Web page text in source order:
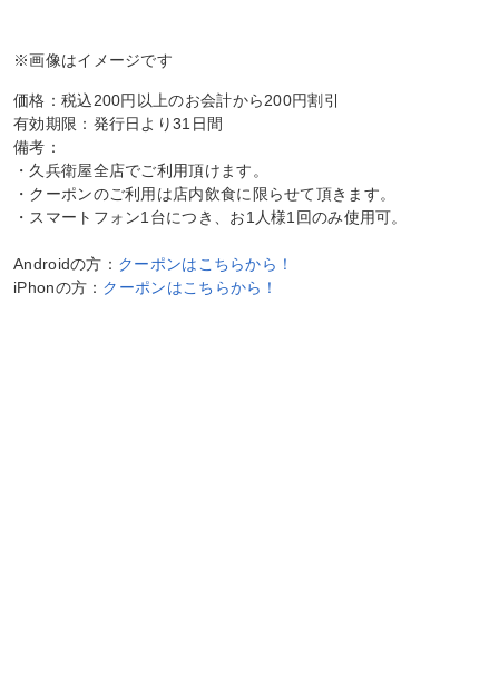
※画像はイメージです
価格：税込200円以上のお会計から200円割引
有効期限：発行日より31日間
備考：
・久兵衛屋全店でご利用頂けます。
・クーポンのご利用は店内飲食に限らせて頂きます。
・スマートフォン1台につき、お1人様1回のみ使用可。
Androidの方： クーポンはこちらから！
iPhonの方： クーポンはこちらから！